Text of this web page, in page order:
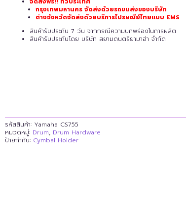
กรุงเทพมหานคร จัดส่งด้วยรถขนส่งของบริษัท
ต่างจังหวัดจัดส่งด้วยบริการไปรษณีย์ไทยแบบ EMS
สินค้ารับประกัน 7 วัน จากกรณีความบกพร่องในการผลิต
สินค้ารับประกันโดย บริษัท สยามดนตรียามาฮ่า จำกัด
รหัสสินค้า: Yamaha CS755
หมวดหมู่: Drum, Drum Hardware
ป้ายกำกับ: Cymbal Holder